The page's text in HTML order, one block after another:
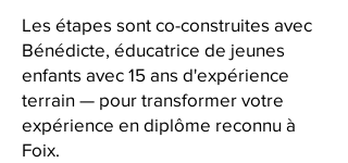
Les étapes sont co-construites avec
Bénédicte, éducatrice de jeunes
enfants avec 15 ans d'expérience
terrain — pour transformer votre
expérience en diplôme reconnu à
Foix.